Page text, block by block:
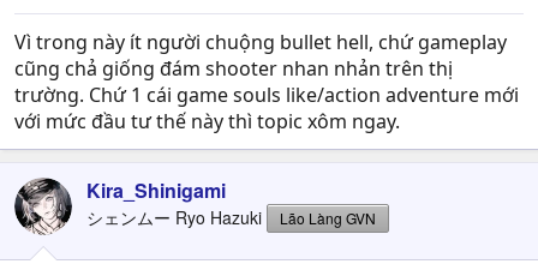
Vì trong này ít người chuộng bullet hell, chứ gameplay
cũng chả giống đám shooter nhan nhản trên thị
trường. Chứ 1 cái game souls like/action adventure mới
với mức đầu tư thế này thì topic xôm ngay.
Kira_Shinigami
シェンムー Ryo Hazuki Lão Làng GVN